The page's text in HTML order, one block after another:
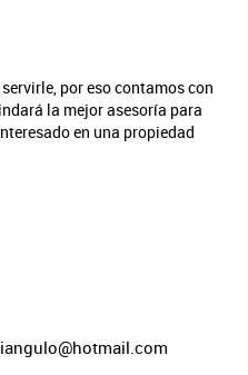
por eso contamos con
la mejor asesoría para
en una propiedad